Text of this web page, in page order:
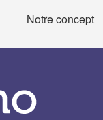
Notre concept